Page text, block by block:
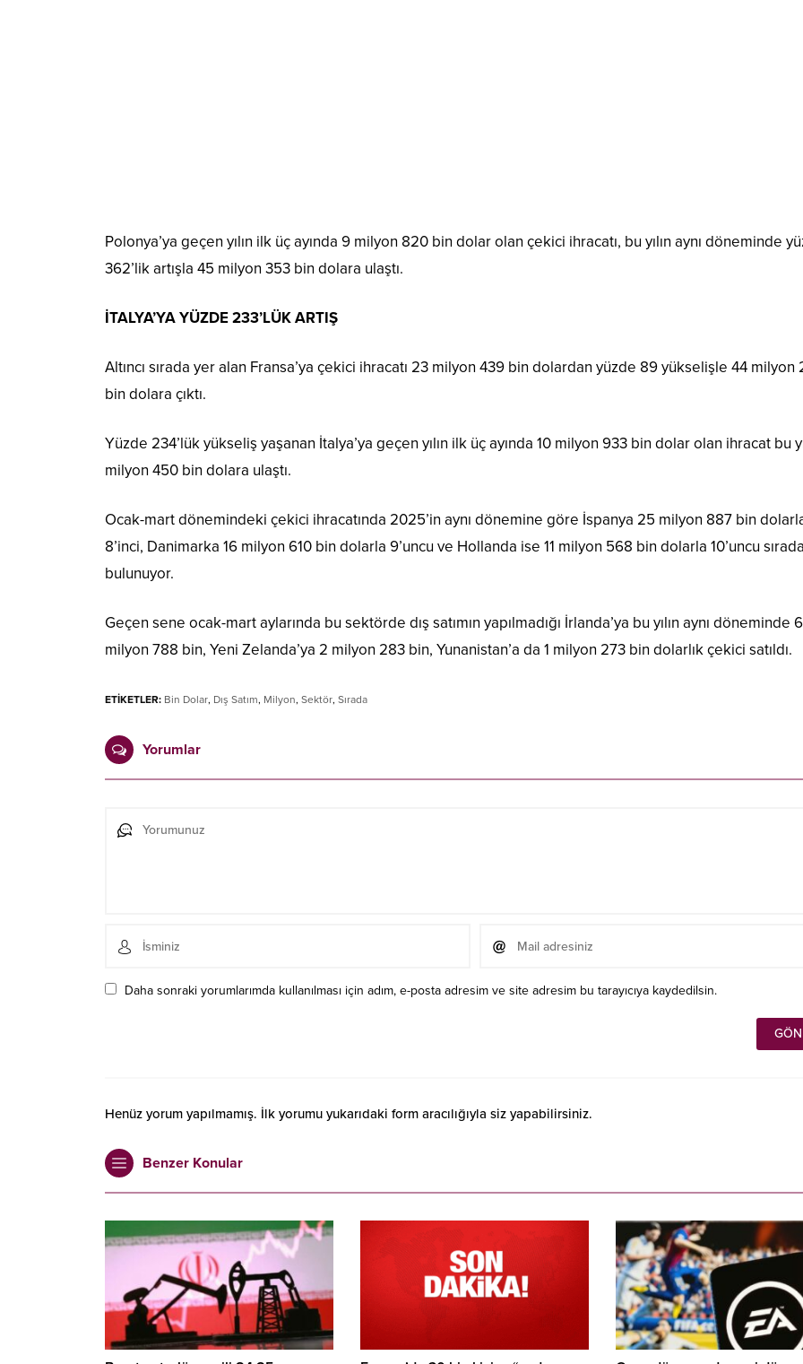
Polonya’ya geçen yılın ilk üç ayında 9 milyon 820 bin dolar olan çekici ihracatı, bu yılın aynı döneminde
362’lik artışla 45 milyon 353 bin dolara ulaştı.
İTALYA’YA YÜZDE 233’LÜK ARTIŞ
Altıncı sırada yer alan Fransa’ya çekici ihracatı 23 milyon 439 bin dolardan yüzde 89 yükselişle 44 milyon
bin dolara çıktı.
Yüzde 234’lük yükseliş yaşanan İtalya’ya geçen yılın ilk üç ayında 10 milyon 933 bin dolar olan ihracat bu
milyon 450 bin dolara ulaştı.
Ocak-mart dönemindeki çekici ihracatında 2025’in aynı dönemine göre İspanya 25 milyon 887 bin
8’inci, Danimarka 16 milyon 610 bin dolarla 9’uncu ve Hollanda ise 11 milyon 568 bin dolarla 10’uncu sırada
bulunuyor.
Geçen sene ocak-mart aylarında bu sektörde dış satımın yapılmadığı İrlanda’ya bu yılın aynı döneminde 6
milyon 788 bin, Yeni Zelanda’ya 2 milyon 283 bin, Yunanistan’a da 1 milyon 273 bin dolarlık çekici satıldı.
ETİKETLER: Bin Dolar, Dış Satım, Milyon, Sektör, Sırada
Yorumlar
Daha sonraki yorumlarımda kullanılması için adım, e-posta adresim ve site adresim bu tarayıcıya kaydedilsin.
Henüz yorum yapılmamış. İlk yorumu yukarıdaki form aracılığıyla siz yapabilirsiniz.
Benzer Konular